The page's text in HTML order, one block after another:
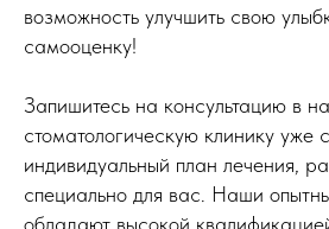
возможность улучшить свою
самооценку!
Запишитесь на консультацию в
стоматологическую клинику уже
индивидуальный план лечения,
специально для вас. Наши
обладают высокой